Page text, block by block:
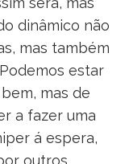
dinâmico não
mas também
estar
mas de
a fazer uma
á espera,
outros